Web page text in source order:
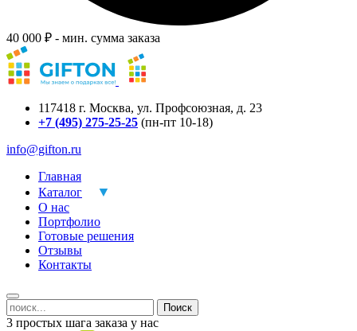
40 000 ₽ - мин. сумма заказа
117418 г. Москва, ул. Профсоюзная, д. 23
+7 (495) 275-25-25 (пн-пт 10-18)
info@gifton.ru
Главная
Каталог
О нас
Портфолио
Готовые решения
Отзывы
Контакты
Поиск
3 простых шага заказа у нас